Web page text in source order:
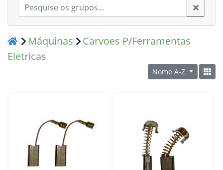
Máquinas
Carvoes P/Ferramentas
Eletricas
Nome A-Z